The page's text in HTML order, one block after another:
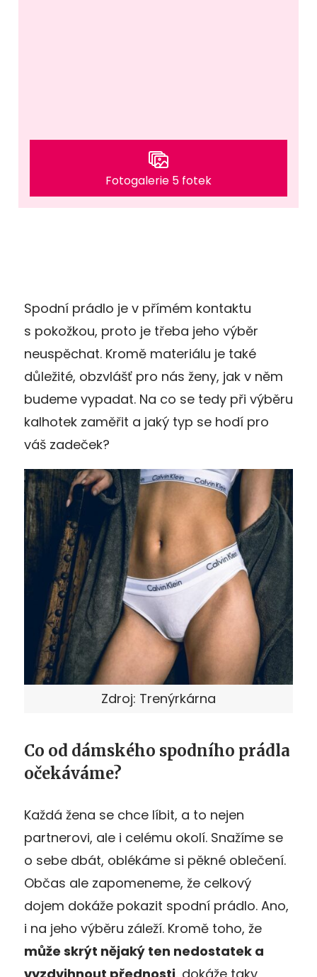
Fotogalerie 5 fotek
Spodní prádlo je v přímém kontaktu
s pokožkou, proto je třeba jeho výběr
neuspěchat. Kromě materiálu je také
důležité, obzvlášť pro nás ženy, jak v něm
budeme vypadat. Na co se tedy při výběru
kalhotek zaměřit a jaký typ se hodí pro
váš zadeček?
Zdroj: Trenýrkárna
Co od dámského spodního prádla
očekáváme?
Každá žena se chce líbit, a to nejen
partnerovi, ale i celému okolí. Snažíme se
o sebe dbát, oblékáme si pěkné oblečení.
Občas ale zapomeneme, že celkový
dojem dokáže pokazit spodní prádlo. Ano,
i na jeho výběru záleží. Kromě toho, že
může skrýt nějaký ten nedostatek a